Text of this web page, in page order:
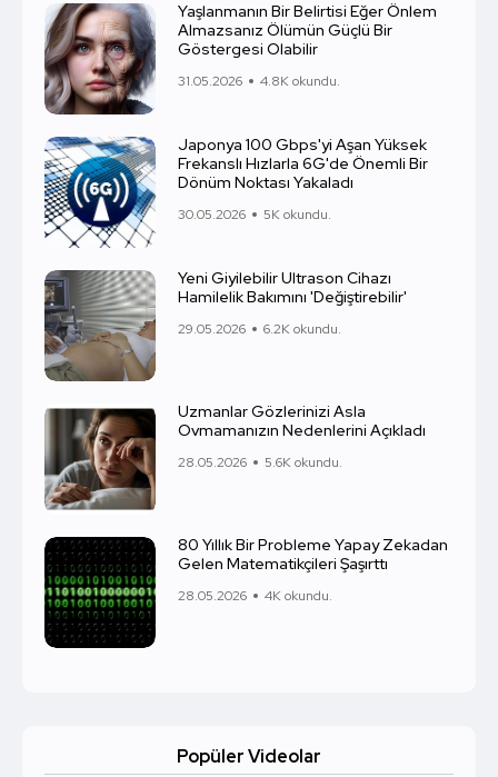
Yaşlanmanın Bir Belirtisi Eğer Önlem
Almazsanız Ölümün Güçlü Bir
Göstergesi Olabilir
31.05.2026 4.8K okundu.
Japonya 100 Gbps'yi Aşan Yüksek
Frekanslı Hızlarla 6G'de Önemli Bir
Dönüm Noktası Yakaladı
30.05.2026 5K okundu.
Yeni Giyilebilir Ultrason Cihazı
Hamilelik Bakımını 'Değiştirebilir'
29.05.2026 6.2K okundu.
Uzmanlar Gözlerinizi Asla
Ovmamanızın Nedenlerini Açıkladı
28.05.2026 5.6K okundu.
80 Yıllık Bir Probleme Yapay Zekadan
Gelen Matematikçileri Şaşırttı
28.05.2026 4K okundu.
Popüler Videolar